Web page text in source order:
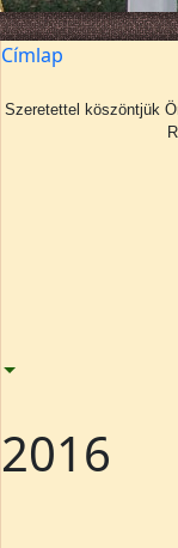
Címlap
Szeretettel köszöntjük
2016